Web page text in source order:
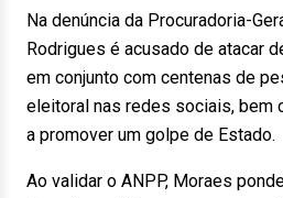
Na denúncia da Procuradoria-
Rodrigues é acusado de atacar
em conjunto com centenas de
eleitoral nas redes sociais, bem
a promover um golpe de Estado.
Ao validar o ANPP, Moraes